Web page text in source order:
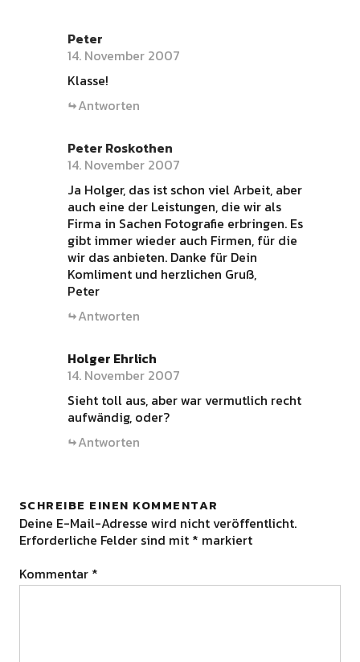
Peter
14. November 2007
Klasse!
Antworten
Peter Roskothen
14. November 2007
Ja Holger, das ist schon viel Arbeit, aber
auch eine der Leistungen, die wir als
Firma in Sachen Fotografie erbringen. Es
gibt immer wieder auch Firmen, für die
wir das anbieten. Danke für Dein
Komliment und herzlichen Gruß,
Peter
Antworten
Holger Ehrlich
14. November 2007
Sieht toll aus, aber war vermutlich recht
aufwändig, oder?
Antworten
SCHREIBE EINEN KOMMENTAR
Deine E-Mail-Adresse wird nicht veröffentlicht.
Erforderliche Felder sind mit * markiert
Kommentar *